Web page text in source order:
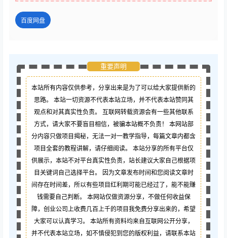
百度网盘
重要声明
本站所有内容仅供参考，分享出来是为了可以给大家提供新的
思路。 本站一切资源不代表本站立场，并不代表本站赞同其
观点和对其真实性负责。 互联网转载资源会有一些其他联系
方式，请大家不要盲目相信，被骗本站概不负责！ 本网站部
分内容只做项目揭秘，无法一对一教学指导，每篇文章内都含
项目全套的教程讲解，请仔细阅读。 本站分享的所有平台仅
供展示，本站不对平台真实性负责，站长建议大家自己根据项
目关键词自己选择平台。 因为文章发布时间和您阅读文章时
间存在时间差，所以有些项目红利期可能已经过了，能不能赚
钱需要自己判断。 本网站仅做资源分享，不做任何收益保
障，创业公司上收费几百上千的项目我免费分享出来的，希望
大家可以认真学习。 本站所有资料均来自互联网公开分享，
并不代表本站立场，如不慎侵犯到您的版权利益，请联系本站